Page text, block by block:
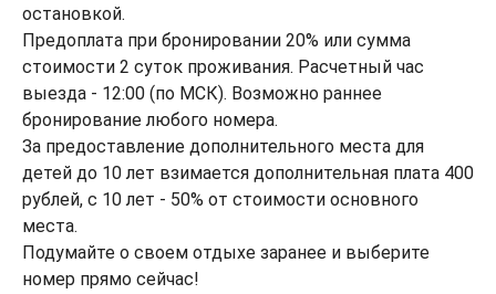
остановкой.
Предоплата при бронировании 20% или сумма
стоимости 2 суток проживания. Расчетный час
выезда - 12:00 (по МСК). Возможно раннее
бронирование любого номера.
За предоставление дополнительного места для
детей до 10 лет взимается дополнительная плата 400
рублей, с 10 лет - 50% от стоимости основного
места.
Подумайте о своем отдыхе заранее и выберите
номер прямо сейчас!